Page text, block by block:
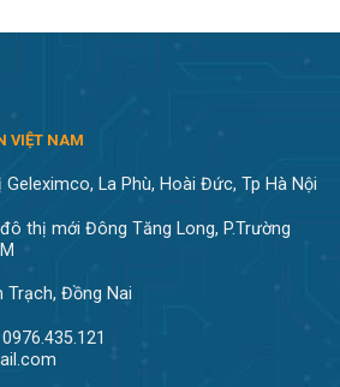
VIỆT NAM
La Phù, Hoài Đức, Tp Hà Nội
thị mới Đông Tăng Long, P.Trường
Trạch, Đồng Nai